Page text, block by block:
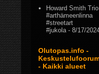
Howard Smith Trio
#arthämeenlinna
#streetart
#jukola- 8/17/
Olutopas.info -
- Kaikki alueet